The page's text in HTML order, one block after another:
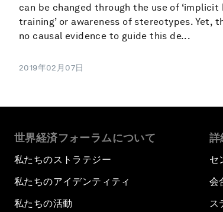
can be changed through the use of ‘implicit
training’ or awareness of stereotypes. Yet,
no causal evidence to guide this de...
2019年02月07日
世界経済フォーラムについて
私たちのストラテジー
私たちのアイデンティティ
私たちの活動
詳
セ
会
ス